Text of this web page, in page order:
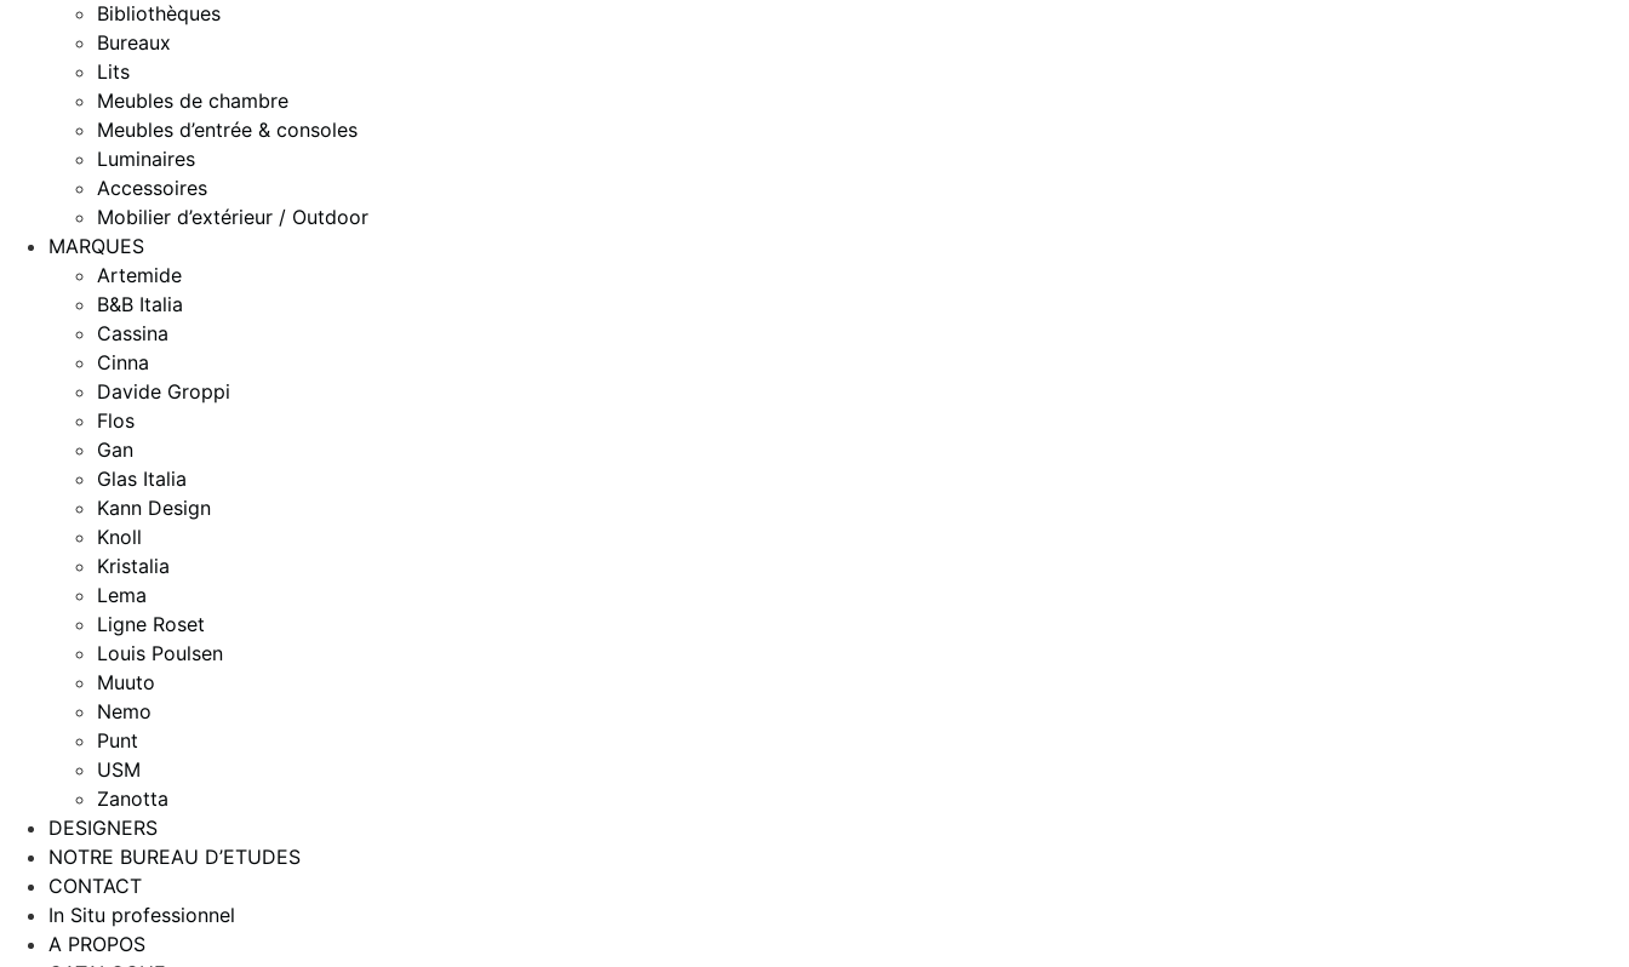
Bibliothèques
Bureaux
Lits
Meubles de chambre
Meubles d’entrée & consoles
Luminaires
Accessoires
Mobilier d’extérieur / Outdoor
MARQUES
Artemide
B&B Italia
Cassina
Cinna
Davide Groppi
Flos
Gan
Glas Italia
Kann Design
Knoll
Kristalia
Lema
Ligne Roset
Louis Poulsen
Muuto
Nemo
Punt
USM
Zanotta
DESIGNERS
NOTRE BUREAU D’ETUDES
CONTACT
In Situ professionnel
A PROPOS